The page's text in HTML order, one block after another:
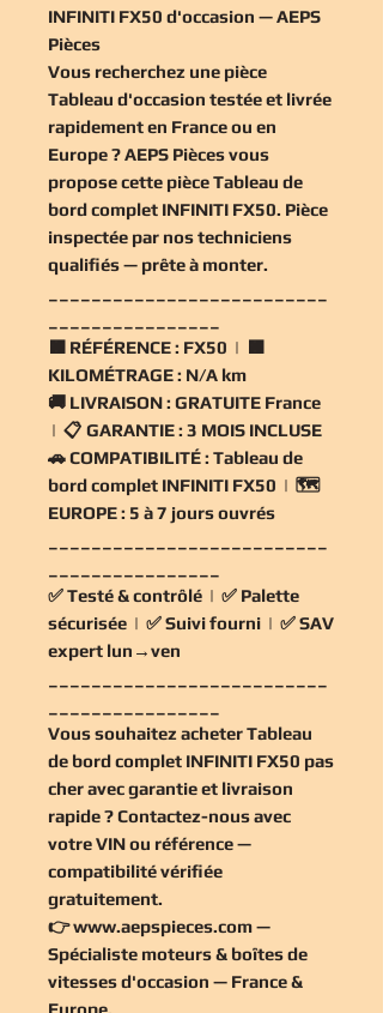
INFINITI FX50 d'occasion — AEPS
Pièces
Vous recherchez une pièce
Tableau d'occasion testée et livrée
rapidement en France ou en
Europe ? AEPS Pièces vous
propose cette pièce Tableau de
bord complet INFINITI FX50. Pièce
inspectée par nos techniciens
qualifiés — prête à monter.
🟧 RÉFÉRENCE : FX50 | 🟧
KILOMÉTRAGE : N/A km
🚚 LIVRAISON : GRATUITE France
| 📋 GARANTIE : 3 MOIS INCLUSE
🚗COMPATIBILITÉ : Tableau de
bord complet INFINITI FX50 | 🗺️
EUROPE : 5 à 7 jours ouvrés
✅Testé & contrôlé | ✅ Palette
sécurisée | ✅Suivi fourni | ✅SAV
expert lun→ven
Vous souhaitez acheter Tableau
de bord complet INFINITI FX50 pas
cheravec garantie et livraison
rapide ? Contactez-nous avec
votre VIN ou référence —
compatibilité vérifiée
gratuitement.
👉www.aepspieces.com—
Spécialiste moteurs & boîtes de
vitesses d'occasion — France &
Europe.